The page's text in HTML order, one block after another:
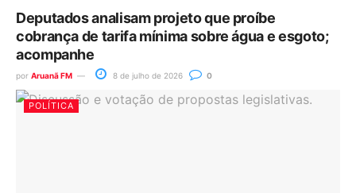
Deputados analisam projeto que proíbe
cobrança de tarifa mínima sobre água e esgoto;
acompanhe
por Aruanã FM 8 de julho de 2026 0
POLÍTICA